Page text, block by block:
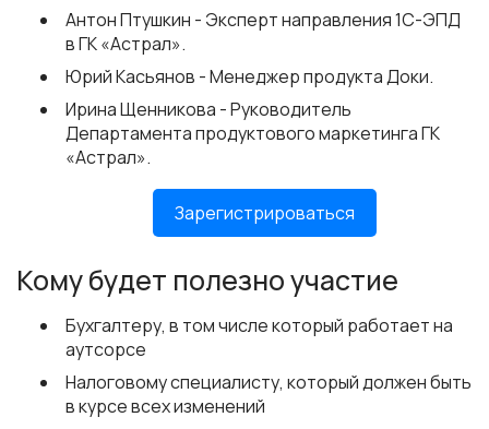
Антон Птушкин - Эксперт направления 1С-ЭПД
в ГК «Астрал».
Юрий Касьянов - Менеджер продукта Доки.
Ирина Щенникова - Руководитель
Департамента продуктового маркетинга ГК
«Астрал».
Зарегистрироваться
Кому будет полезно участие
Бухгалтеру, в том числе который работает на
аутсорсе
Налоговому специалисту, который должен быть
в курсе всех изменений